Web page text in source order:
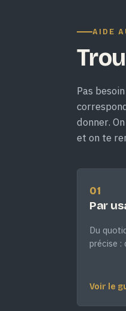
AIDE
Pas
donner.
et on te
01
Par
Du
précise :
Voir le